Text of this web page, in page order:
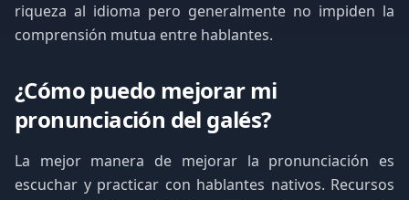
riqueza al idioma pero generalmente no impiden la
comprensión mutua entre hablantes.
¿Cómo puedo mejorar mi
pronunciación del galés?
La mejor manera de mejorar la pronunciación es
escuchar y practicar con hablantes nativos. Recursos